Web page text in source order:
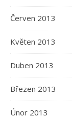
Červen 2013
Květen 2013
Duben 2013
Březen 2013
Únor 2013